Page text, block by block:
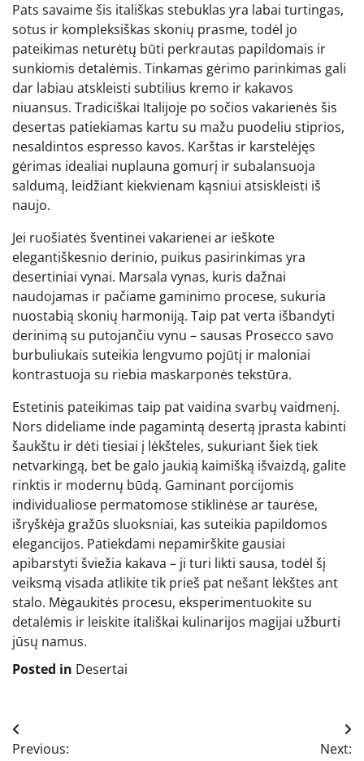
Pats savaime šis itališkas stebuklas yra labai turtingas,
sotus ir kompleksiškas skonių prasme, todėl jo
pateikimas neturėtų būti perkrautas papildomais ir
sunkiomis detalėmis. Tinkamas gėrimo parinkimas gali
dar labiau atskleisti subtilius kremo ir kakavos
niuansus. Tradiciškai Italijoje po sočios vakarienės šis
desertas patiekiamas kartu su mažu puodeliu stiprios,
nesaldintos espresso kavos. Karštas ir karstelėjęs
gėrimas idealiai nuplauna gomurį ir subalansuoja
saldumą, leidžiant kiekvienam kąsniui atsiskleisti iš
naujo.
Jei ruošiatės šventinei vakarienei ar ieškote
elegantiškesnio derinio, puikus pasirinkimas yra
desertiniai vynai. Marsala vynas, kuris dažnai
naudojamas ir pačiame gaminimo procese, sukuria
nuostabią skonių harmoniją. Taip pat verta išbandyti
derinimą su putojančiu vynu – sausas Prosecco savo
burbuliukais suteikia lengvumo pojūtį ir maloniai
kontrastuoja su riebia maskarponės tekstūra.
Estetinis pateikimas taip pat vaidina svarbų vaidmenį.
Nors dideliame inde pagamintą desertą įprasta kabinti
šaukštu ir dėti tiesiai į lėkšteles, sukuriant šiek tiek
netvarkingą, bet be galo jaukią kaimišką išvaizdą, galite
rinktis ir modernų būdą. Gaminant porcijomis
individualiose permatomose stiklinėse ar taurėse,
išryškėja gražūs sluoksniai, kas suteikia papildomos
elegancijos. Patiekdami nepamirškite gausiai
apibarstyti šviežia kakava – ji turi likti sausa, todėl šį
veiksmą visada atlikite tik prieš pat nešant lėkštes ant
stalo. Mėgaukitės procesu, eksperimentuokite su
detalėmis ir leiskite itališkai kulinarijos magijai užburti
jūsų namus.
Posted in Desertai
Navigacija
Previous:
Next: